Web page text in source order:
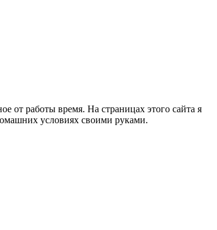
от работы время. На страницах этого сайта я
условиях своими руками.